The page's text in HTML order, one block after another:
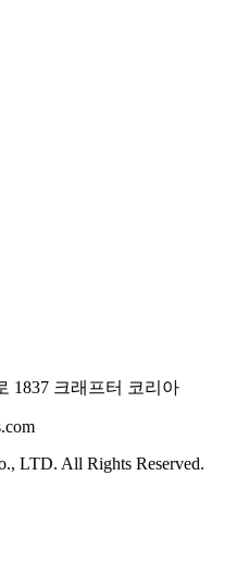
1837 크래프터 코리아
LTD. All Rights Reserved.